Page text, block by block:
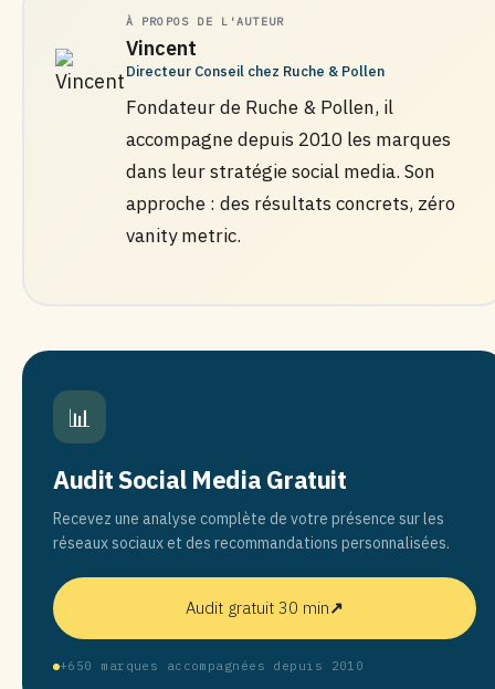
À PROPOS DE L'AUTEUR
Vincent
Directeur Conseil chez Ruche & Pollen
Fondateur de Ruche & Pollen, il
accompagne depuis 2010 les marques
dans leur stratégie social media. Son
approche : des résultats concrets, zéro
vanity metric.
📊
Audit Social Media Gratuit
Recevez une analyse complète de votre présence sur les
réseaux sociaux et des recommandations personnalisées.
Audit gratuit 30 min↗
+650 marques accompagnées depuis 2010